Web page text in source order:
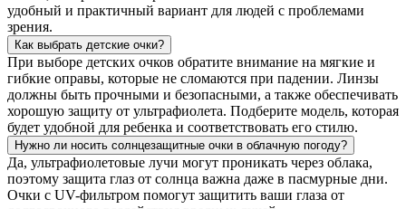
удобный и практичный вариант для людей с проблемами
зрения.
Как выбрать детские очки?
При выборе детских очков обратите внимание на мягкие и
гибкие оправы, которые не сломаются при падении. Линзы
должны быть прочными и безопасными, а также обеспечивать
хорошую защиту от ультрафиолета. Подберите модель, которая
будет удобной для ребенка и соответствовать его стилю.
Нужно ли носить солнцезащитные очки в облачную погоду?
Да, ультрафиолетовые лучи могут проникать через облака,
поэтому защита глаз от солнца важна даже в пасмурные дни.
Очки с UV-фильтром помогут защитить ваши глаза от